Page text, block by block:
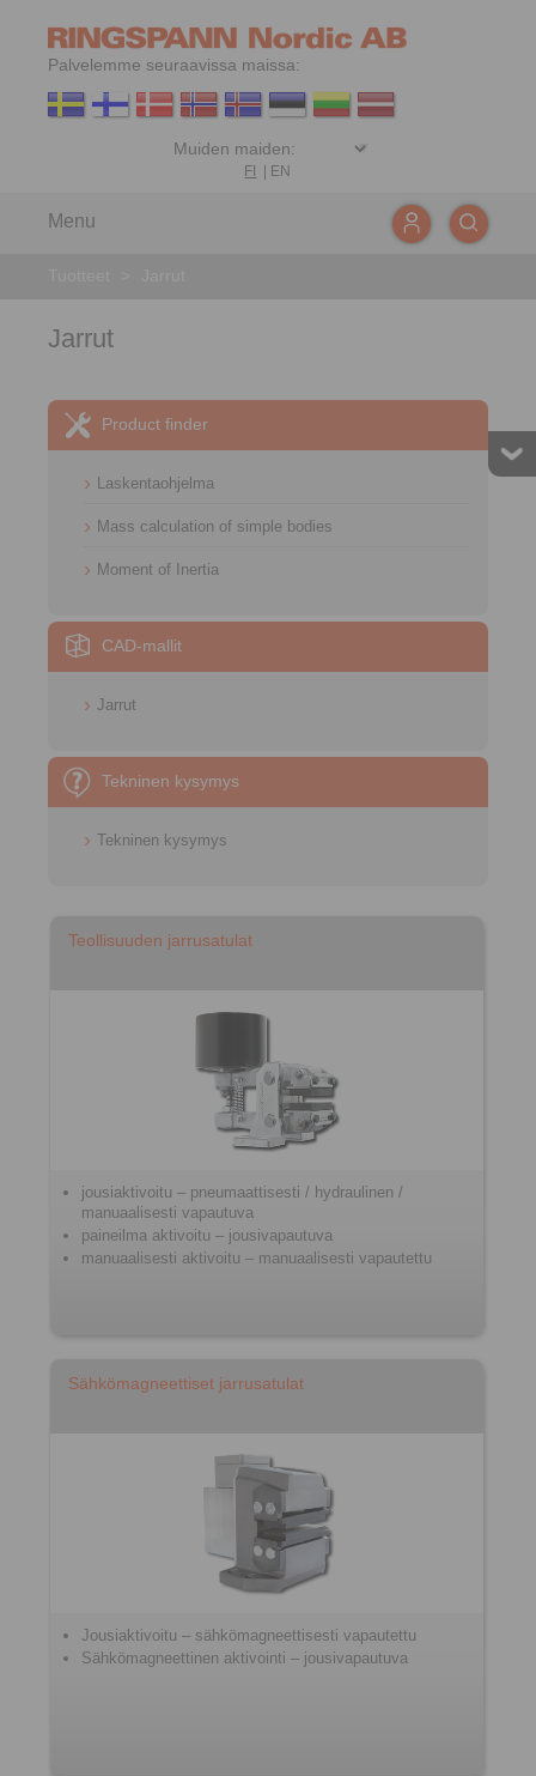
Palvelemme seuraavissa maissa:
FI EN
Menu
Jarrut
Product finder
Laskentaohjelma
Mass calculation of simple bodies
Moment of Inertia
CAD-mallit
Jarrut
Tekninen kysymys
Tekninen kysymys
Teollisuuden jarrusatulat
jousiaktivoitu – pneumaattisesti / hydraulinen /
manuaalisesti vapautuva
paineilma aktivoitu – jousivapautuva
manuaalisesti aktivoitu – manuaalisesti vapautettu
Sähkömagneettiset jarrusatulat
Jousiaktivoitu – sähkömagneettisesti vapautettu
Sähkömagneettinen aktivointi – jousivapautuva